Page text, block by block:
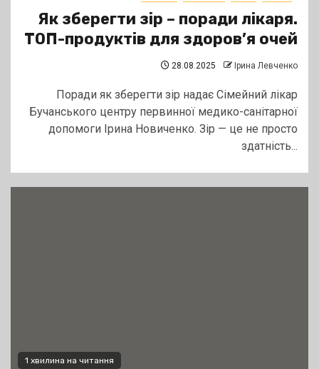
Як зберегти зір – поради лікаря.
ТОП-продуктів для здоров’я очей
28.08.2025 Ірина Левченко
Поради як зберегти зір надає Сімейний лікар
Бучанського центру первинної медико-санітарної
допомоги Ірина Новиченко. Зір — це не просто
здатність...
1 хвилина на читання